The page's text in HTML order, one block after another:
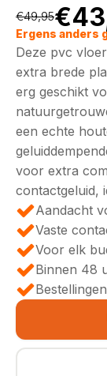
€49,95
prijs
was:
€
prijs
is:
Ergens anders
Deze pvc
extra brede
erg geschikt
een echte
voor extra
contactgeluid,
Aandacht
Vaste
Voor elk
Binnen 48